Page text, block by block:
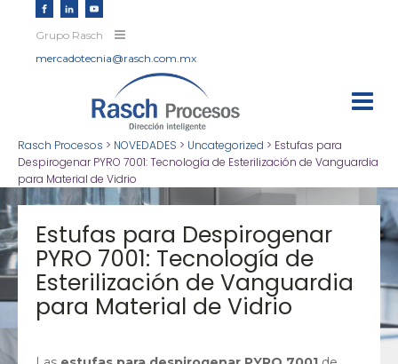
Grupo Rasch
mercadotecnia@rasch.com.mx
Rasch Procesos > NOVEDADES > Uncategorized > Estufas para
Despirogenar PYRO 7001: Tecnología de Esterilización de Vanguardia
para Material de Vidrio
Estufas para Despirogenar
PYRO 7001: Tecnología de
Esterilización de Vanguardia
para Material de Vidrio